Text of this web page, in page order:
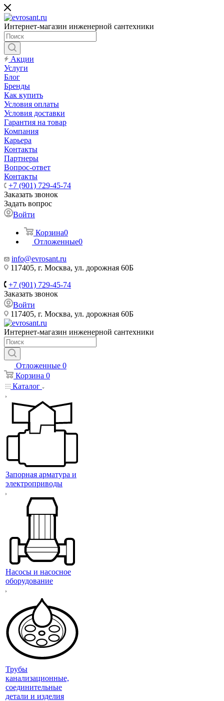
Интернет-магазин инженерной сантехники
Акции
Услуги
Блог
Бренды
Как купить
Условия оплаты
Условия доставки
Гарантия на товар
Компания
Карьера
Контакты
Партнеры
Вопрос-ответ
Контакты
+7 (901) 729-45-74
Заказать звонок
Задать вопрос
Войти
Корзина0
Отложенные0
info@evrosant.ru
117405, г. Москва, ул. дорожная 60Б
+7 (901) 729-45-74
Заказать звонок
Войти
117405, г. Москва, ул. дорожная 60Б
Интернет-магазин инженерной сантехники
Отложенные 0
Корзина 0
Каталог
Запорная арматура и
электроприводы
Насосы и насосное
оборудование
Трубы
канализационные,
соединительные
детали и изделия